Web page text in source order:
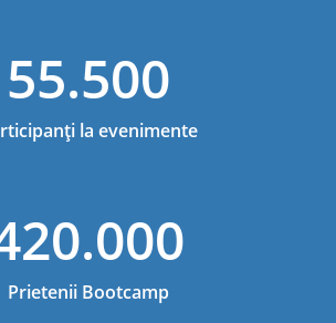
55.500
la evenimente
Prietenii Bootcamp